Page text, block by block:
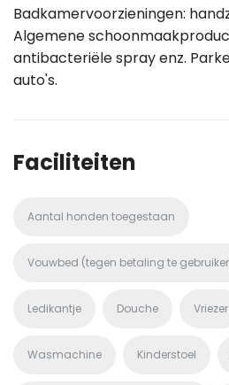
Badkamervoorzieningen:
Algemene
antibacteriële spray enz.
auto's.
Faciliteiten
Aantal honden toegestaan
Vouwbed (tegen betaling te
Ledikantje Douche Vriezer
Wasmachine Kinderstoel